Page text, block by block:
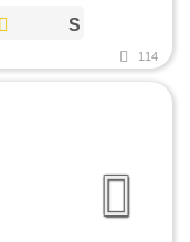
114